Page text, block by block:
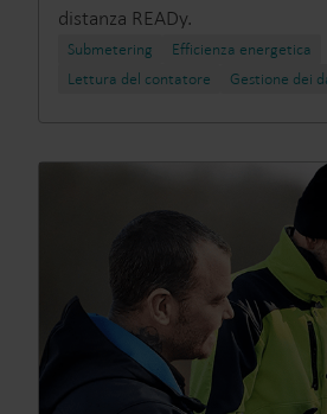
distanza READy.
Submetering
Efficienza energetica
Lettura del contatore
Gestione dei